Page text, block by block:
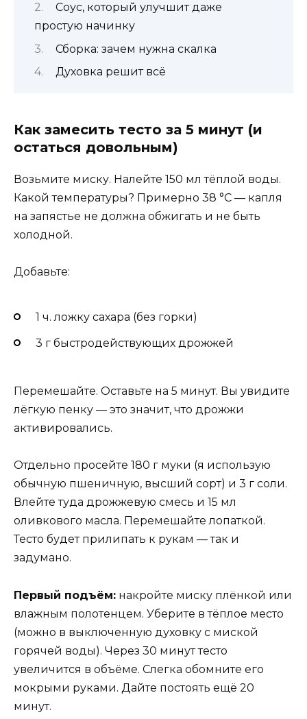
Соус, который улучшит даже
простую начинку
Сборка: зачем нужна скалка
Духовка решит всё
Как замесить тесто за 5 минут (и
остаться довольным)
Возьмите миску. Налейте 150 мл тёплой воды.
Какой температуры? Примерно 38 °C — капля
на запястье не должна обжигать и не быть
холодной.
Добавьте:
1 ч. ложку сахара (без горки)
3 г быстродействующих дрожжей
Перемешайте. Оставьте на 5 минут. Вы увидите
лёгкую пенку — это значит, что дрожжи
активировались.
Отдельно просейте 180 г муки (я использую
обычную пшеничную, высший сорт) и 3 г соли.
Влейте туда дрожжевую смесь и 15 мл
оливкового масла. Перемешайте лопаткой.
Тесто будет прилипать к рукам — так и
задумано.
Первый подъём: накройте миску плёнкой или
влажным полотенцем. Уберите в тёплое место
(можно в выключенную духовку с миской
горячей воды). Через 30 минут тесто
увеличится в объёме. Слегка обомните его
мокрыми руками. Дайте постоять ещё 20
минут.